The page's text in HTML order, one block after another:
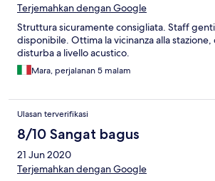
Terjemahkan dengan Google
Struttura sicuramente consigliata. Staff
disponibile. Ottima la vicinanza alla
disturba a livello acustico.
Mara, perjalanan 5 malam
Ulasan terverifikasi
8/10 Sangat bagus
21 Jun 2020
Terjemahkan dengan Google